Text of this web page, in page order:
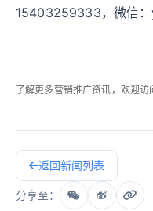
15403259333，微信
了解更多营销推广资讯，欢迎访
返回新闻列表
分享至：